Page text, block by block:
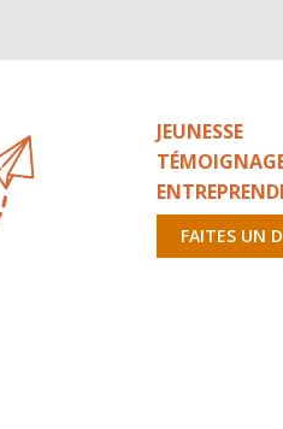
JEUNESSE
FAITES UN